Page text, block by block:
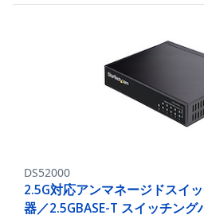
DS52000
2.5G対応アンマネージドスイ
器／2.5GBASE-T スイッチン